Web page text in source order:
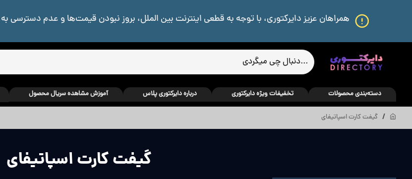
همراهان عزیز دایرکتوری، با توجه به قطعی اینترنت بین الملل، بروز نبودن قیمت‌ها و عدم دسترسی به
دسته‌بندی محصولات تخفیفات ویژه دایرکتوری درباره دایرکتوری پلاس آموزش مشاهده سریال محصول
گیفت کارت اسپاتیفای
گیفت کارت اسپاتیفای